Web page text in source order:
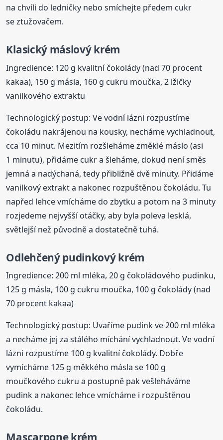
na chvíli do ledničky nebo smíchejte předem cukr
se ztužovačem.
Klasický máslový krém
Ingredience: 120 g kvalitní čokolády (nad 70 procent
kakaa), 150 g másla, 160 g cukru moučka, 2 lžičky
vanilkového extraktu
Technologický postup: Ve vodní lázni rozpustíme
čokoládu nakrájenou na kousky, necháme vychladnout,
cca 10 minut. Mezitím rozšleháme změklé máslo (asi
1 minutu), přidáme cukr a šleháme, dokud není směs
jemná a nadýchaná, tedy přibližně dvě minuty. Přidáme
vanilkový extrakt a nakonec rozpuštěnou čokoládu. Tu
napřed lehce vmícháme do zbytku a potom na 3 minuty
rozjedeme nejvyšší otáčky, aby byla poleva lesklá,
světlejší než původně a dostatečně tuhá.
Odlehčený pudinkový krém
Ingredience: 200 ml mléka, 20 g čokoládového pudinku,
125 g másla, 100 g cukru moučka, 100 g čokolády (nad
70 procent kakaa)
Technologický postup: Uvaříme pudink ve 200 ml mléka
a necháme jej za stálého míchání vychladnout. Ve vodní
lázni rozpustíme 100 g kvalitní čokolády. Dobře
vymícháme 125 g měkkého másla se 100 g
moučkového cukru a postupně pak vešleháváme
pudink a nakonec lehce vmícháme i rozpuštěnou
čokoládu.
Mascarponekrém